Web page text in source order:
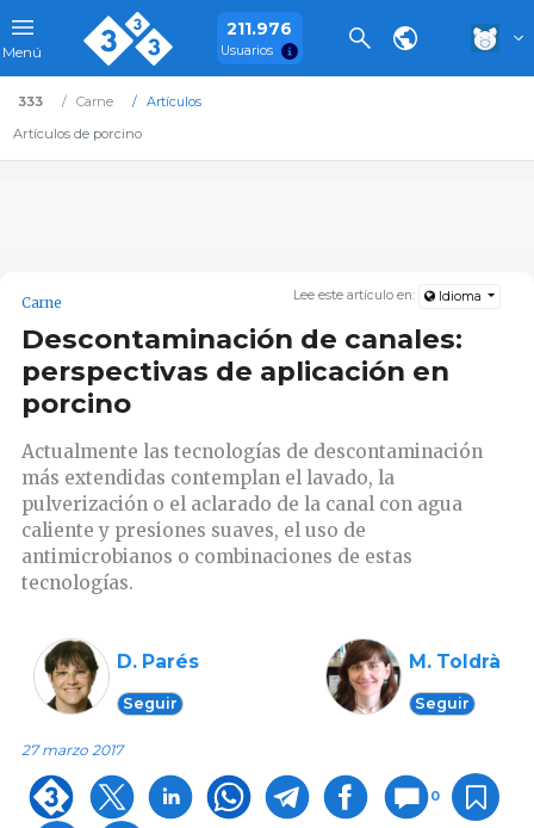
Menú
211.976
Usuarios
333 Carne
Artículos
Artículos de porcino
Lee este artículo en: Idioma
Carne
Descontaminación de canales:
perspectivas de aplicación en
porcino
Actualmente las tecnologías de descontaminación
más extendidas contemplan el lavado, la
pulverización o el aclarado de la canal con agua
caliente y presiones suaves, el uso de
antimicrobianos o combinaciones de estas
tecnologías.
D. Parés
Seguir
M. Toldrà
Seguir
27 marzo 2017
0